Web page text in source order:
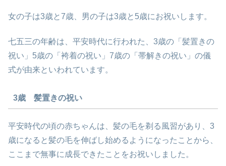
女の子は3歳と7歳、男の子は3歳と5歳にお祝いします。
七五三の年齢は、平安時代に行われた、3歳の「髪置きの
祝い」5歳の「袴着の祝い」7歳の「帯解きの祝い」の儀
式が由来といわれています。
3歳 髪置きの祝い
平安時代の頃の赤ちゃんは、髪の毛を剃る風習があり、3
歳になると髪の毛を伸ばし始めるようになったことから、
ここまで無事に成長できたことをお祝いしました。